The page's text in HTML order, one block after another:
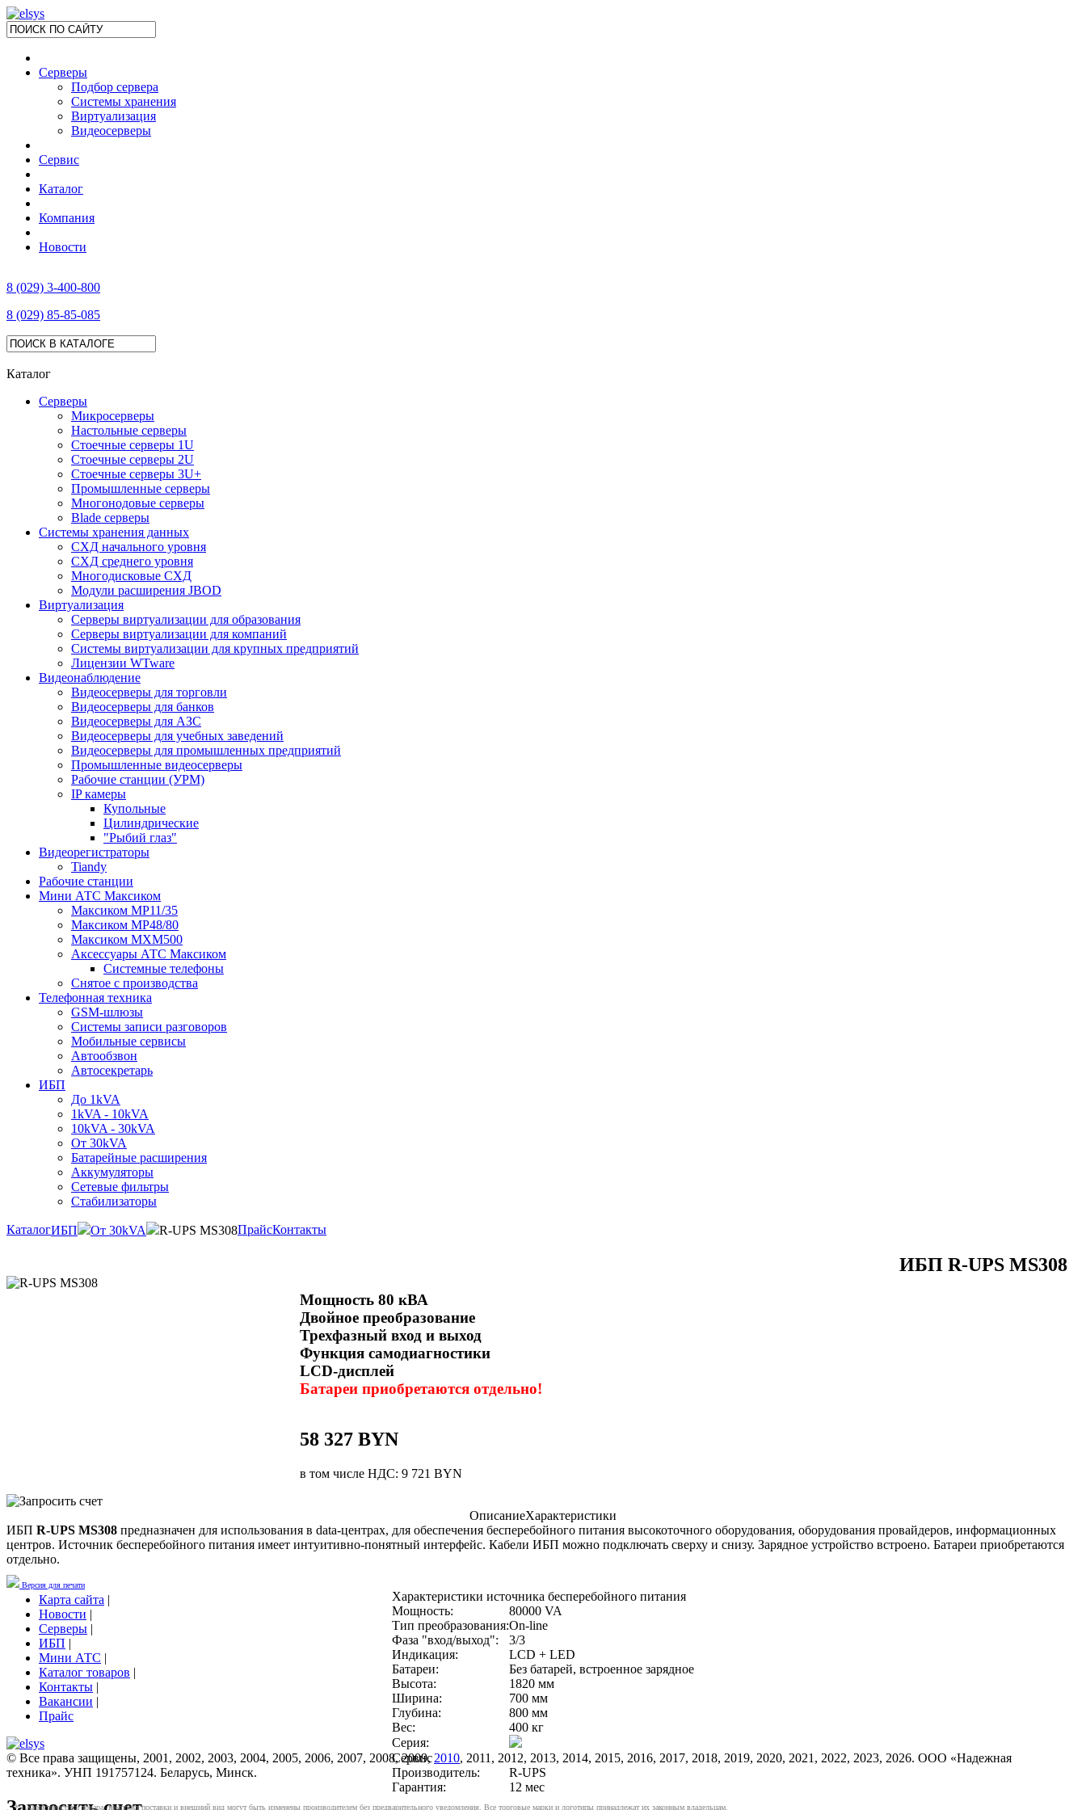
Серверы
Подбор сервера
Системы хранения
Виртуализация
Видеосерверы
Сервис
Каталог
Компания
Новости
8 (029) 3-400-800
8 (029) 85-85-085
Каталог
Серверы
Микросерверы
Настольные серверы
Стоечные серверы 1U
Стоечные серверы 2U
Стоечные серверы 3U+
Промышленные серверы
Многонодовые серверы
Blade серверы
Системы хранения данных
СХД начального уровня
СХД среднего уровня
Многодисковые СХД
Модули расширения JBOD
Виртуализация
Серверы виртуализации для образования
Серверы виртуализации для компаний
Системы виртуализации для крупных предприятий
Лицензии WTware
Видеонаблюдение
Видеосерверы для торговли
Видеосерверы для банков
Видеосерверы для АЗС
Видеосерверы для учебных заведений
Видеосерверы для промышленных предприятий
Промышленные видеосерверы
Рабочие станции (УРМ)
IP камеры
Купольные
Цилиндрические
"Рыбий глаз"
Видеорегистраторы
Tiandy
Рабочие станции
Мини АТС Максиком
Максиком MP11/35
Максиком MP48/80
Максиком MXM500
Аксессуары АТС Максиком
Системные телефоны
Снятое с производства
Телефонная техника
GSM-шлюзы
Системы записи разговоров
Мобильные сервисы
Автообзвон
Автосекретарь
ИБП
До 1kVA
1kVA - 10kVA
10kVA - 30kVA
От 30kVA
Батарейные расширения
Аккумуляторы
Сетевые фильтры
Стабилизаторы
КаталогИБП От 30kVA R-UPS MS308ПрайсКонтакты
ИБП R-UPS MS308
Мощность 80 кВА
Двойное преобразование
Трехфазный вход и выход
Функция самодиагностики
LCD-дисплей
Батареи приобретаются отдельно!
58 327 BYN
в том числе НДС: 9 721 BYN
ОписаниеХарактеристики
ИБП R-UPS MS308 предназначен для использования в data-центрах, для обеспечения бесперебойного питания высокоточного оборудования, оборудования провайдеров, информационных
центров. Источник бесперебойного питания имеет интуитивно-понятный интерфейс. Кабели ИБП можно подключать сверху и снизу. Зарядное устройство встроено. Батареи приобретаются
отдельно.
Версия для печати
Характеристики источника бесперебойного питания
Мощность:
80000 VA
Тип преобразования:On-line
Фаза "вход/выход":
3/3
Индикация:
LCD + LED
Батареи:
Без батарей, встроенное зарядное
Высота:
1820 мм
Ширина:
700 мм
Глубина:
800 мм
Вес:
400 кг
Серия:
Сервис
Производитель:
R-UPS
Гарантия:
12 мес
* - Характеристики товара, комплект поставки и внешний вид могут быть изменены производителем без предварительного уведомления. Все торговые марки и логотипы принадлежат их законным владельцам.
Карта сайта |
Новости |
Серверы |
ИБП |
Мини АТС |
Каталог товаров |
Контакты |
Вакансии |
Прайс
© Все права защищены, 2001, 2002, 2003, 2004, 2005, 2006, 2007, 2008, 2009,2010, 2011, 2012, 2013, 2014, 2015, 2016, 2017, 2018, 2019, 2020, 2021, 2022, 2023, 2026. ООО «Надежная
техника». УНП 191757124. Беларусь, Минск.